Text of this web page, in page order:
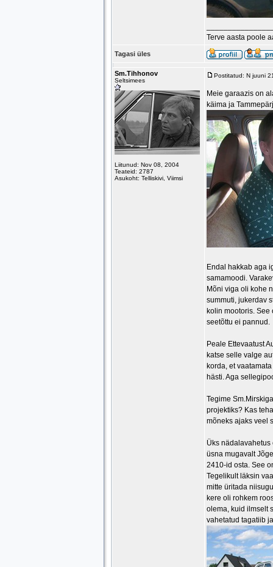
Terve aasta poole
Tagasi üles
Sm.Tihhonov
Seltsimees
Liitunud: Nov 08, 2004
Teateid: 2787
Asukoht: Telliskivi, Viimsi
Postitatud: N juuni
Meie garaazis on
käima ja
Endal hakkab aga
samamoodi.
Mõni viga oli kohe
summuti, jukerdav
kolin mootoris.
seetõttu ei pannud.
Peale Ettevaatust
katse selle valge
korda, et
hästi. Aga
Tegime
projektiks? Kas
mõneks ajaks veel
Üks
üsna mugavalt
2410-id osta. See
Tegelikult läksin
mitte üritada
kere oli rohkem
olema, kuid ilmselt
vahetatud tagatiib